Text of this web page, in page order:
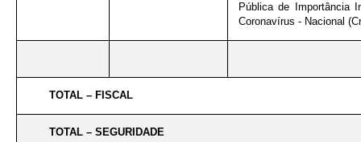
Pública de Importância
Coronavírus - Nacional
TOTAL – FISCAL
TOTAL – SEGURIDADE